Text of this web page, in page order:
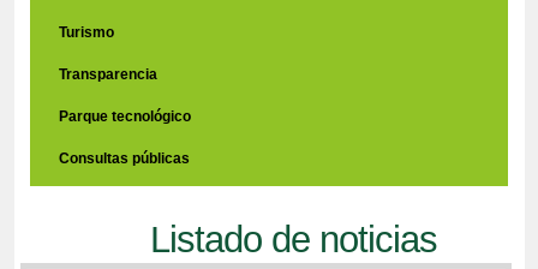
Turismo
Transparencia
Parque tecnológico
Consultas públicas
Listado de noticias